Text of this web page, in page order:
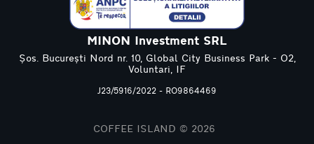
MINON Investment SRL
Șos. București Nord nr. 10, Global City Business Park - O2,
Voluntari, IF
J23/5916/2022 - RO9864469
COFFEE ISLAND © 2026